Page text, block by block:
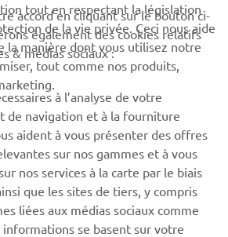
tout en respectant la législation
de la vie privée. Ceci nous aide
la manière dont vous utilisez notre
tout comme nos produits,
accord en cliquant sur le bouton ci-
également des cookies relatifs
& médias sociaux :
à l’analyse de votre
de navigation et à la fourniture
aident à vous présenter des offres
sur nos gammes et à vous
nos services à la carte par le biais
que les sites de tiers, y compris
liées aux médias sociaux comme
informations se basent sur votre